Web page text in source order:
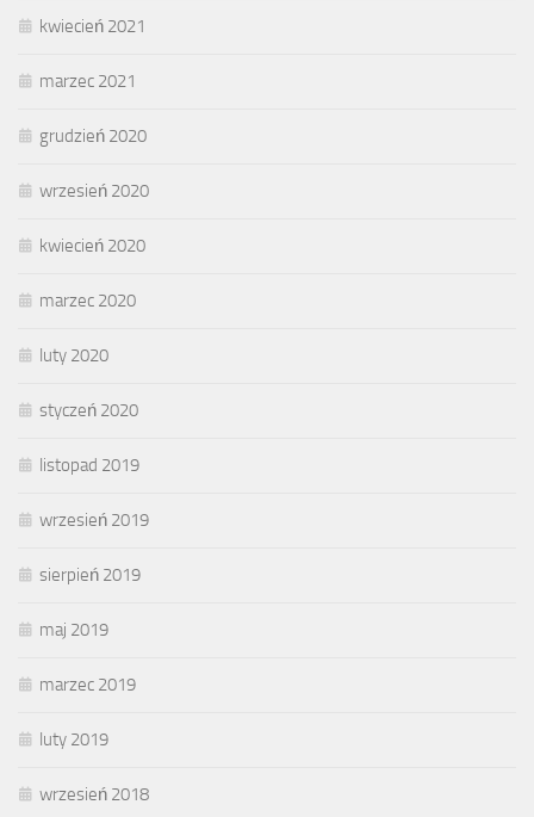
kwiecień 2021
marzec 2021
grudzień 2020
wrzesień 2020
kwiecień 2020
marzec 2020
luty 2020
styczeń 2020
listopad 2019
wrzesień 2019
sierpień 2019
maj 2019
marzec 2019
luty 2019
wrzesień 2018